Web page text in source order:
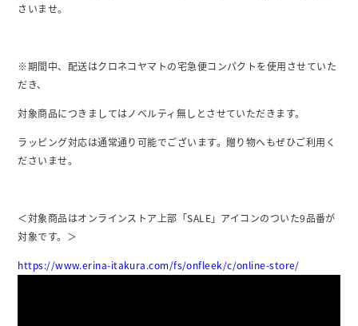
さいませ。
※期間中、配送はクロネコヤマトの宅急便コンパクトを使用させていた
だき、
対象商品につきましてはノベルティ無しとさせていただきます。
ラッピング対応は通常通り可能でございます。贈り物へもぜひご利用く
ださいませ。
＜対象商品はオンラインストア上部「SALE」アイコンのついた9品番が
対象です。＞
https://www.erina-itakura.com/fs/onfleek/c/online-store/